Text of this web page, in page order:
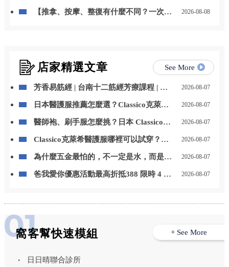
【推拿、按摩、整復有什麼不同？一次看
2026-08-08
店家精選文章 See More
芳香易筋經 | 台南十二筋經芳療課程 | 台
2026-08-07
日本醫護服推薦怎麼選？Classico克萊希
2026-08-07
醫師袍、刷手服怎麼挑？日本 Classico克
2026-08-07
Classico克萊希醫護服哪裡可以試穿？
2026-08-07
為什麼五金最怕的，不一定是水，而是
中室內鍍膜｜台中地板鍍膜｜台中家具鍍
2026-08-07
爸我愛你優惠活動最高折抵388 限時 4 天
2026-08-07
窩客幫快速模組
日日晴聯合診所
+ See More